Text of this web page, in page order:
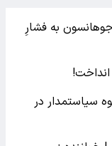
به فشارِ
سیاستمدار در